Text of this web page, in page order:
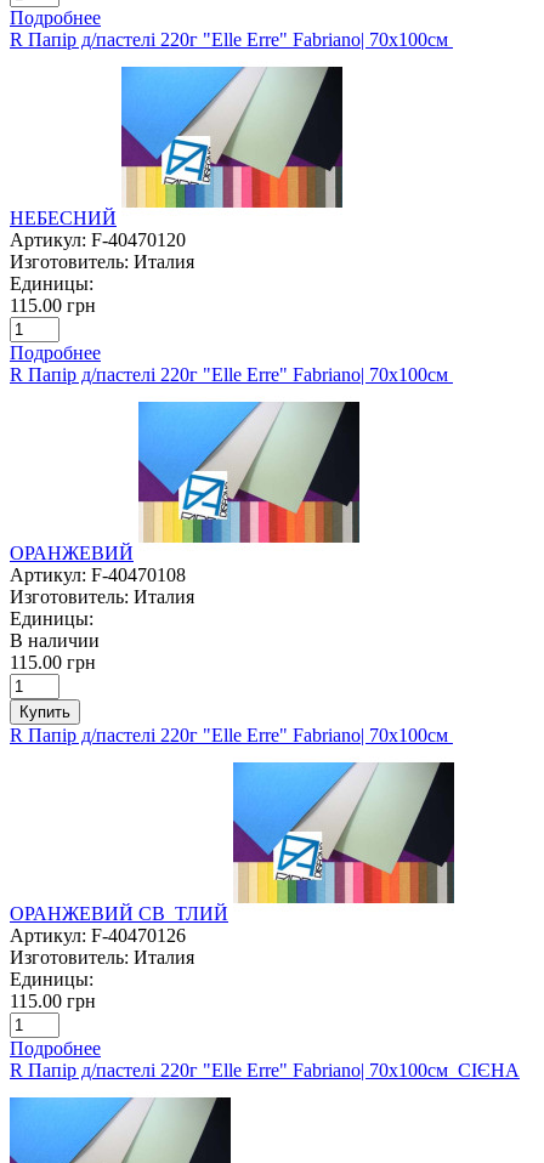
Подробнее
R Папір д/пастелі 220г "Elle Erre" Fabriano| 70х100см
НЕБЕСНИЙ
Артикул: F-40470120
Изготовитель: Италия
Единицы:
115.00 грн
Подробнее
R Папір д/пастелі 220г "Elle Erre" Fabriano| 70х100см
ОРАНЖЕВИЙ
Артикул: F-40470108
Изготовитель: Италия
Единицы:
В наличии
115.00 грн
Купить
R Папір д/пастелі 220г "Elle Erre" Fabriano| 70х100см
ОРАНЖЕВИЙ СВ_ТЛИЙ
Артикул: F-40470126
Изготовитель: Италия
Единицы:
115.00 грн
Подробнее
R Папір д/пастелі 220г "Elle Erre" Fabriano| 70х100см СІЄНА